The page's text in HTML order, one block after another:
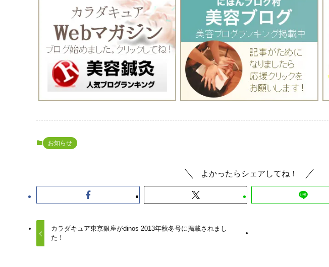
お知らせ
よかったらシェアしてね！
カラダキュア東京銀座がdinos 2013年秋冬号に掲載されまし
た！